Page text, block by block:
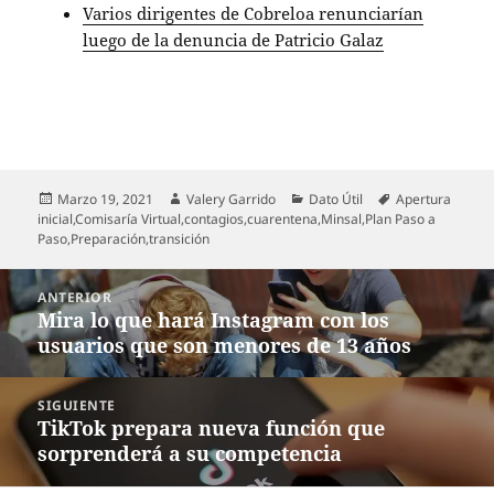
Varios dirigentes de Cobreloa renunciarían
luego de la denuncia de Patricio Galaz
Publicado
el
Marzo 19, 2021 Autor
Valery Garrido Categorías
Dato Útil Etiquetas
Apertura
inicial,Comisaría Virtual,contagios,cuarentena,Minsal,Plan Paso a
Paso,Preparación,transición
Navegación
de
entradas
ANTERIOR
Entrada
anterior:
Mira lo que hará Instagram con los
usuarios que son menores de 13 años
SIGUIENTE
Entrada
siguiente:
TikTok prepara nueva función que
sorprenderá a su competencia